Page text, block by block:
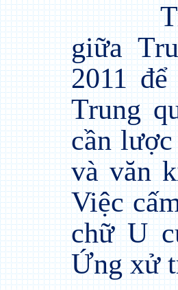
giữa
2011
Trung
cần
và văn
Việc
chữ U
Ứng xử